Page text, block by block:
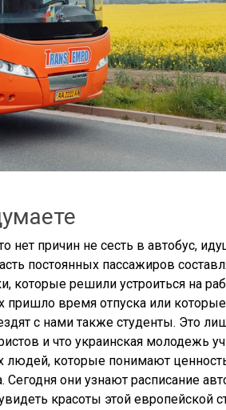
нет причин не сесть в автобус,
постоянных пассажиров
которые решили устроиться на
пришло время отпуска или которые
с нами также студенты. Это
и что украинская молодежь
людей, которые понимают
они узнают расписание
красоты этой европейской